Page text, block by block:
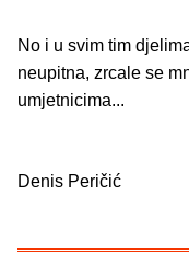
No i u svim tim
neupitna, zrcale se
umjetnicima...
Denis Peričić